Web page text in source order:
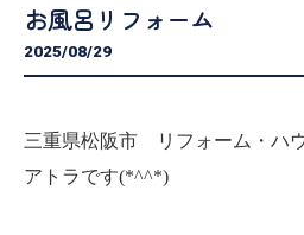
お風呂リフォーム
2025/08/29
三重県松阪市 リフォーム・ハ
アトラです(*^^*)